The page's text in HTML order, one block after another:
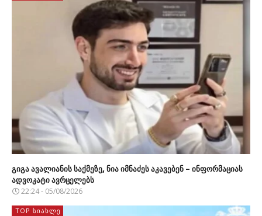
გიგა ავალიანის საქმეზე, ნია იმნაძეს აკავებენ – ინფორმაციას
ადვოკატი ავრცელებს
22:24 - 05/08/2026
TOP ᲡᲘᲐᲮᲚᲔ